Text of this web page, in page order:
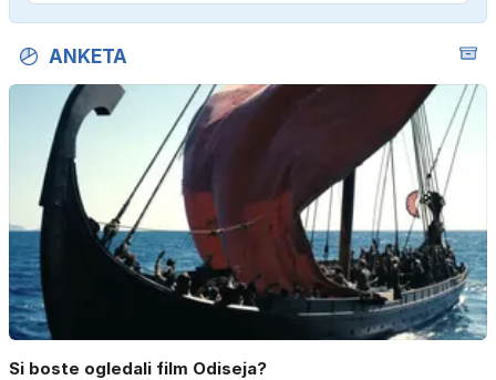
ANKETA
Si boste ogledali film Odiseja?